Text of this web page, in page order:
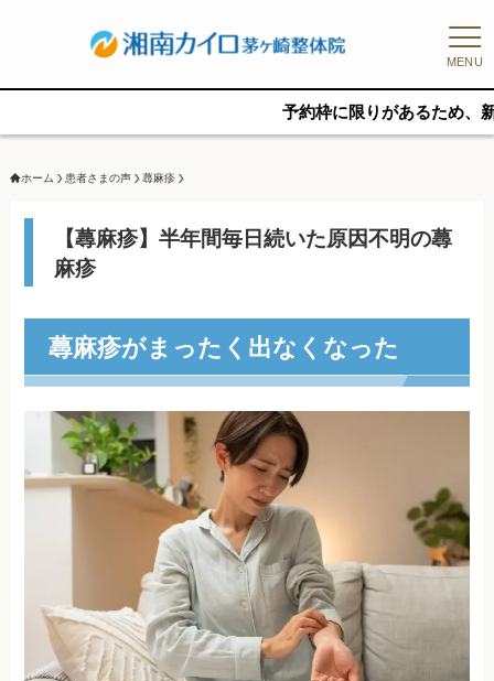
MENU
予約枠に限りがあるため、新規の
ホーム 患者さまの声 蕁麻疹
【蕁麻疹】半年間毎日続いた原因不明の蕁
麻疹
蕁麻疹がまったく出なくなった